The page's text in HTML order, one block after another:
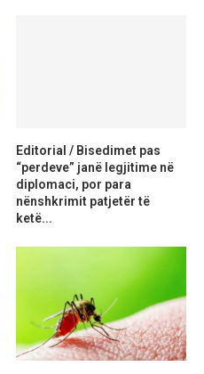
Editorial / Bisedimet pas
“perdeve” janë legjitime në
diplomaci, por para
nënshkrimit patjetër të
ketë...